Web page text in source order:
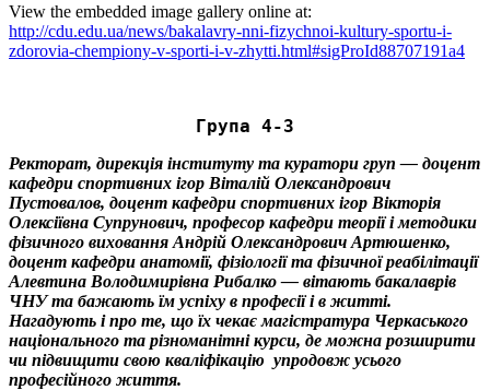
View the embedded image gallery online at:
http://cdu.edu.ua/news/bakalavry-nni-fizychnoi-kultury-sportu-i-
zdorovia-chempiony-v-sporti-i-v-zhytti.html#sigProId88707191a4
Група 4-З
Ректорат, дирекція інституту та куратори груп — доцент
кафедри спортивних ігор Віталій Олександрович
Пустовалов, доцент кафедри спортивних ігор Вікторія
Олексіївна Супрунович, професор кафедри теорії і методики
фізичного виховання Андрій Олександрович Артюшенко,
доцент кафедри анатомії, фізіології та фізичної реабілітації
Алевтина Володимирівна Рибалко — вітають бакалаврів
ЧНУ та бажають їм успіху в професії і в житті.
Нагадують і про те, що їх чекає магістратура Черкаського
національного та різноманітні курси, де можна розширити
чи підвищити свою кваліфікацію упродовж усього
професійного життя.